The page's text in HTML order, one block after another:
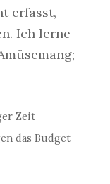
erfasst,
Ich lerne
Zeit
das Budget